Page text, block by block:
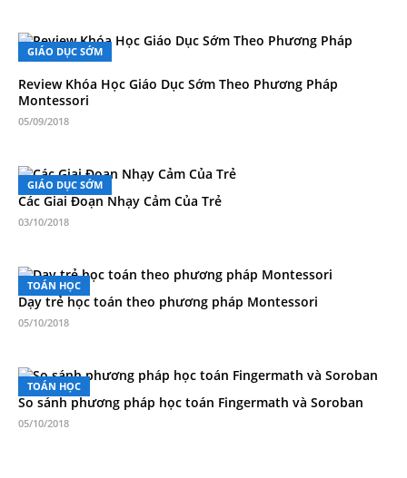
GIÁO DỤC SỚM
Review Khóa Học Giáo Dục Sớm Theo Phương Pháp
Montessori
05/09/2018
GIÁO DỤC SỚM
Các Giai Đoạn Nhạy Cảm Của Trẻ
03/10/2018
TOÁN HỌC
Dạy trẻ học toán theo phương pháp Montessori
05/10/2018
TOÁN HỌC
So sánh phương pháp học toán Fingermath và Soroban
05/10/2018